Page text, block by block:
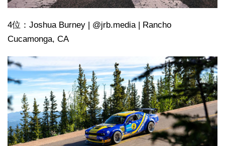
4位：Joshua Burney | @jrb.media | Rancho
Cucamonga, CA